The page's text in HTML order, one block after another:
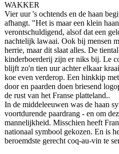
WAKKER
Vier uur 's ochtends en de haan
afhangt. "Het is maar een klein
verontschuldigend, alsof dat een
nachtelijk lawaai. Ook bij mensen
herrie, maar dit slaat alles. De
kinderboerderij zijn er niks bij. Le
blijft zo'n tien uur achter elkaar
koe even verderop. Een hinkkip
door en paarden doen briesend
de rust van het Franse platteland..
In de middeleeuwen was de haan
voortdurende paardrang - en om
mannelijkheid. Misschien heeft
nationaal symbool gekozen. En is
beroemdste gerecht coq-au-vin te